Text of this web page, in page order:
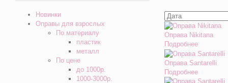
Оправа Nikitana
Подробнее
Оправа Santarelli
Подробнее
Новинки
Оправы для взрослых
По материалу
пластик
металл
По цене
до 1000р.
1000-3000р.